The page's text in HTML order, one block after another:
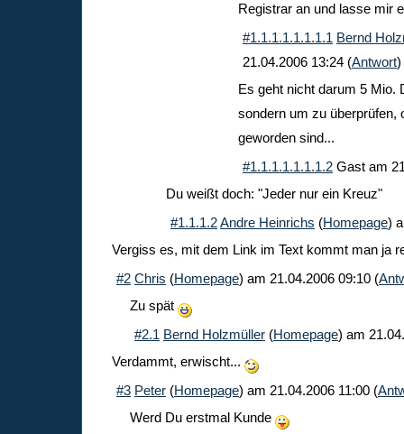
Registrar an und lasse mir
#1.1.1.1.1.1.1.1 Bernd
21.04.2006 13:24 (Antwort)
Es geht nicht darum 5 Mio.
sondern um zu überprüfen,
geworden sind...
#1.1.1.1.1.1.1.2 Gast am
Du weißt doch: "Jeder nur ein Kreuz"
#1.1.1.2Andre Heinrichs (Homepage)
Vergiss es, mit dem Link im Text kommt man ja
#2 Chris (Homepage) am 21.04.2006 09:10 (
Zu spät
#2.1 Bernd Holzmüller (Homepage) am
Verdammt, erwischt...
#3 Peter (Homepage) am 21.04.2006 11:00 (
Werd Du erstmal Kunde